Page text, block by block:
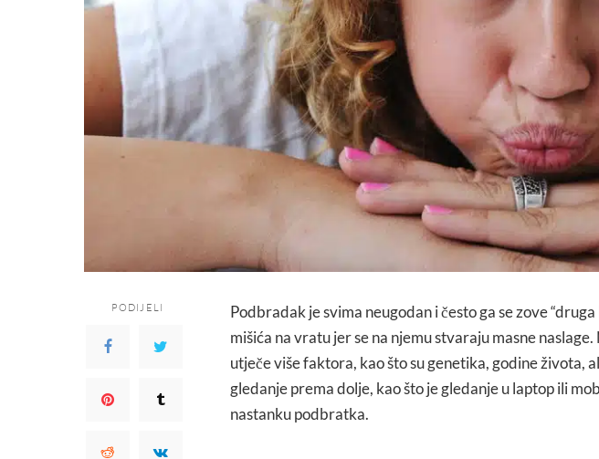
PODIJELI
Podbradak je svima neugodan i često ga se zove
mišića na vratu jer se na njemu stvaraju masne
utječe više faktora, kao što su genetika, godine života,
gledanje prema dolje, kao što je gledanje u laptop ili
nastanku podbratka.